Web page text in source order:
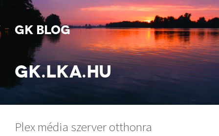
GK BLOG
GK.LKA.HU
Plex média szerver otthonra